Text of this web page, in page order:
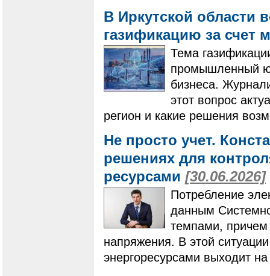
В Иркутской области
газификацию за счет
Тема
промышленный
бизнеса.
этот вопрос
регион и какие решения
Не просто учет.
решениях для
ресурсами [30.06.2026]
Потребление
данным
темпами, причем
напряжения. В этой
энергоресурсами выходит